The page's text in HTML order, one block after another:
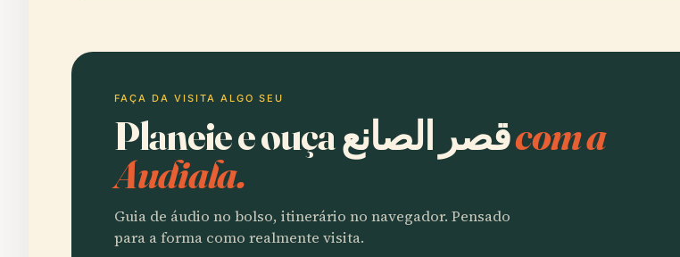
FAÇA DA VISITA ALGO SEU
Planeie e ouça قصر الصانعcom a
Audiala.
Guia de áudio no bolso, itinerário no navegador. Pensado
para a forma como realmente visita.